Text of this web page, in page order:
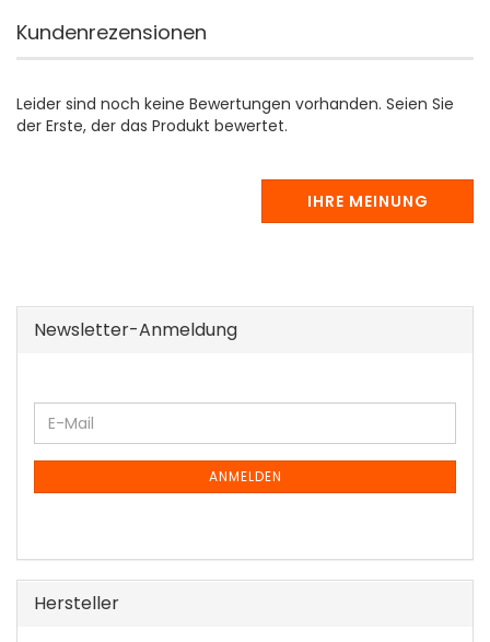
Kundenrezensionen
Leider sind noch keine Bewertungen vorhanden. Seien Sie
der Erste, der das Produkt bewertet.
IHRE MEINUNG
Newsletter-Anmeldung
WEITER
ZUR
NEWSLETTER-
E-
Mail
ANMELDEN
Hersteller